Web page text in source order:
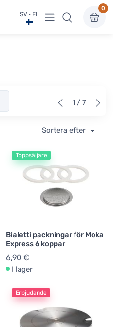
SV · FI Visa undermeny
0
1 / 7
Sortera efter
Toppsäljare
Bialetti packningar för Moka
Express 6 koppar
6,90 €
I lager
Erbjudande